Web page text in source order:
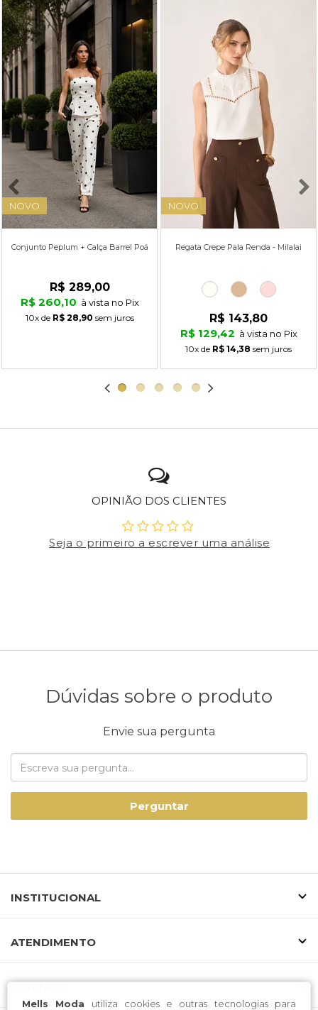
Mells Moda utiliza cookies e outras tecnologias para
NOVO
Conjunto Peplum + Calça Barrel Poá
R$ 289,00
R$ 260,10 à vista no Pix
10xde R$ 28,90 sem juros
NOVO
Regata Crepe Pala Renda - Milalai
R$ 143,80
R$ 129,42 à vista no Pix
10x de R$ 14,38 sem juros
OPINIÃO DOS CLIENTES
Seja o primeiro a escrever uma análise
Dúvidas sobre o produto
Envie sua pergunta
Perguntar
INSTITUCIONAL
ATENDIMENTO